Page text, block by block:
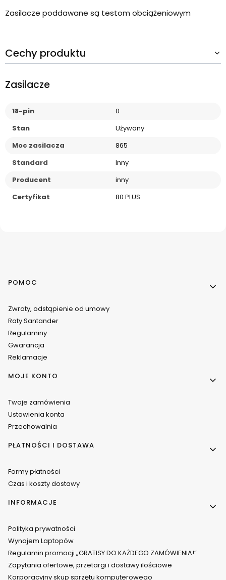
Zasilacze poddawane są testom obciążeniowym
Cechy produktu
Zasilacze
18-pin
0
Stan
Używany
Moc zasilacza
865
Standard
Inny
Producent
inny
Certyfikat
80 PLUS
Linki w stopce
POMOC
Zwroty, odstąpienie od umowy
Raty Santander
Regulaminy
Gwarancja
Reklamacje
MOJE KONTO
Twoje zamówienia
Ustawienia konta
Przechowalnia
PŁATNOŚCI I DOSTAWA
Formy płatności
Czas i koszty dostawy
INFORMACJE
Polityka prywatności
Wynajem Laptopów
Regulamin promocji „GRATISY DO KAŻDEGO ZAMÓWIENIA!”
Zapytania ofertowe, przetargi i dostawy ilościowe
Korporacyjny skup sprzętu komputerowego